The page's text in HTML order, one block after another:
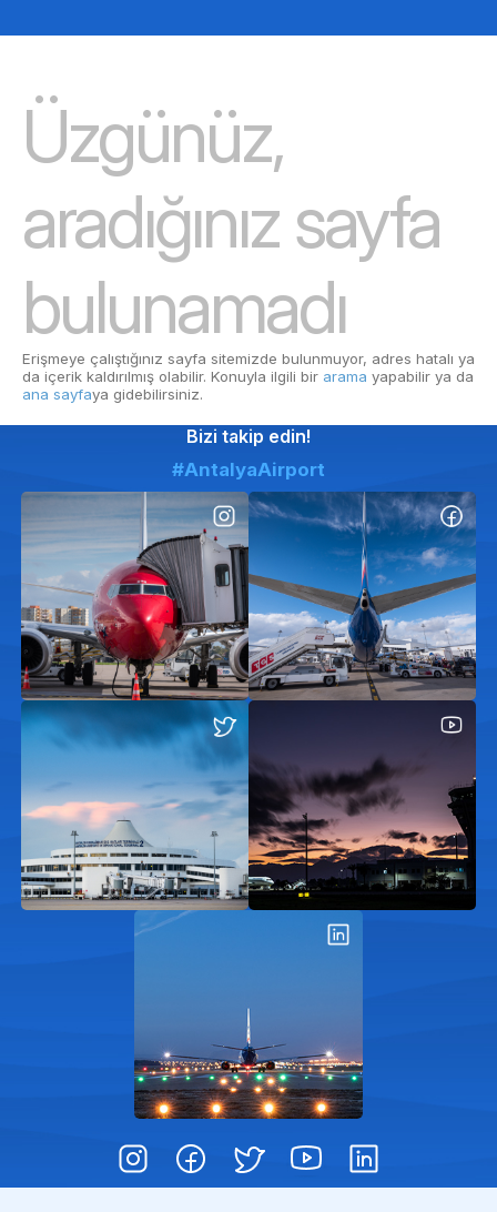
Üzgünüz,
aradığınız sayfa
bulunamadı
Erişmeye çalıştığınız sayfa sitemizde bulunmuyor, adres hatalı ya
da içerik kaldırılmış olabilir. Konuyla ilgili bir arama yapabilir ya da
ana sayfaya gidebilirsiniz.
Bizi takip edin!
#AntalyaAirport